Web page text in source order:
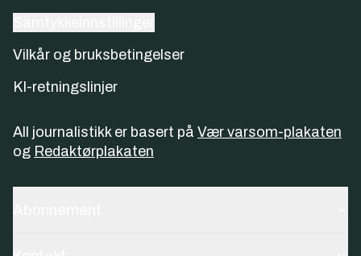
Vilkår og bruksbetingelser
KI-retningslinjer
All journalistikk er basert på Vær varsom-plakaten
og Redaktørplakaten